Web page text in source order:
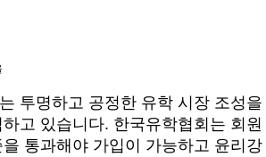
투명하고 공정한 유학 시장 조성을
고 있습니다. 한국유학협회는 회원
통과해야 가입이 가능하고 윤리강